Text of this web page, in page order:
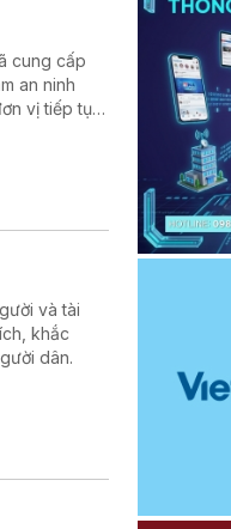
cung cấp
an ninh
vị tiếp tục
và tài
khắc
dân.